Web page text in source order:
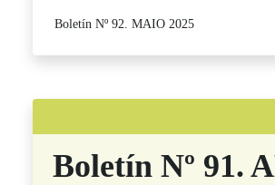
Boletín Nº 92. MAIO 2025
Boletín Nº 91.